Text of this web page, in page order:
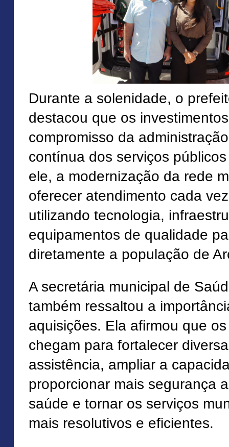
Durante a solenidade, o
destacou que os
compromisso da
contínua dos serviços
ele, a modernização da rede
oferecer atendimento cada
utilizando tecnologia,
equipamentos de qualidade
diretamente a população de
A secretária municipal de
também ressaltou a
aquisições. Ela afirmou que
chegam para fortalecer
assistência, ampliar a
proporcionar mais segurança
saúde e tornar os serviços
mais resolutivos e eficientes.